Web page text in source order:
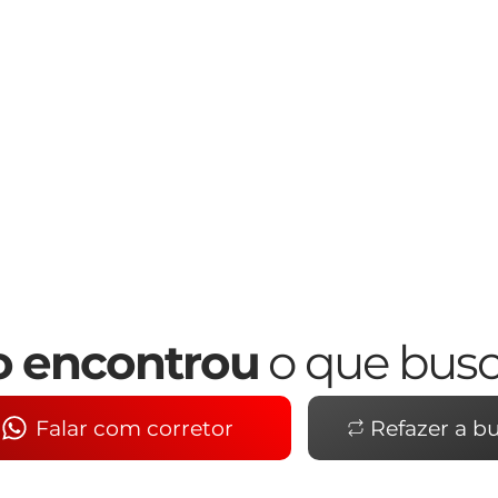
encontrou o que
Falar com corretor Refazer a